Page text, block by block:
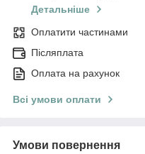
Детальніше
Оплатити частинами
Післяплата
Оплата на рахунок
Всі умови оплати
Умови повернення